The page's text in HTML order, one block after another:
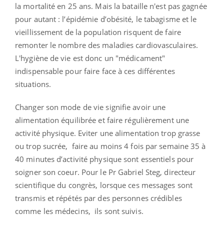
la mortalité en 25 ans. Mais la bataille n'est pas gagnée
pour autant : l’épidémie d’obésité, le tabagisme et le
vieillissement de la population risquent de faire
remonter le nombre des maladies cardiovasculaires.
L'hygiène de vie est donc un "médicament"
indispensable pour faire face à ces différentes
situations.
Changer son mode de vie signifie avoir une
alimentation équilibrée et faire régulièrement une
activité physique. Eviter une alimentation trop grasse
ou trop sucrée, faire au moins 4 fois par semaine 35 à
40 minutes d’activité physique sont essentiels pour
soigner son coeur. Pour le Pr Gabriel Steg, directeur
scientifique du congrès, lorsque ces messages sont
transmis et répétés par des personnes crédibles
comme les médecins, ils sont suivis.